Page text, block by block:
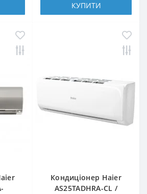
КУПИТИ
Кондиціонер Haier
AS25TADHRA-CL /